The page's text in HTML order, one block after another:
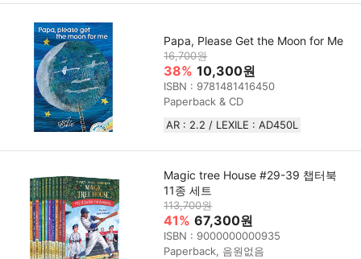
Papa, Please Get the Moon for Me
16,700원
38% 10,300원
ISBN : 9781481416450
Paperback & CD
AR : 2.2 / LEXILE : AD450L
Magic tree House #29-39 챕터북
11종 세트
113,700원
41% 67,300원
ISBN : 9000000000935
Paperback, 음원없음